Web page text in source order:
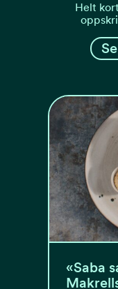
Helt
«Saba